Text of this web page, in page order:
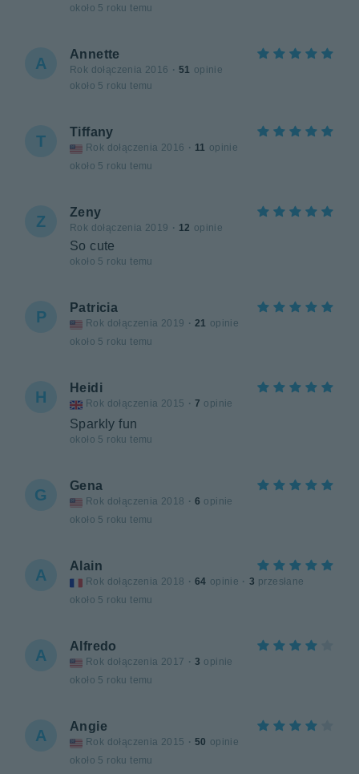
około 5 roku temu
A
Annette
Rok dołączenia 2016 · 51 opinie
około 5 roku temu
T
Tiffany
Rok dołączenia 2016 · 11 opinie
około 5 roku temu
Z
Zeny
Rok dołączenia 2019 · 12 opinie
So cute
około 5 roku temu
P
Patricia
Rok dołączenia 2019 · 21 opinie
około 5 roku temu
H
Heidi
Rok dołączenia 2015 · 7 opinie
Sparkly fun
około 5 roku temu
G
Gena
Rok dołączenia 2018 · 6 opinie
około 5 roku temu
A
Alain
Rok dołączenia 2018 · 64 opinie · 3 przesłane
około 5 roku temu
A
Alfredo
Rok dołączenia 2017 · 3 opinie
około 5 roku temu
A
Angie
Rok dołączenia 2015 · 50 opinie
około 5 roku temu